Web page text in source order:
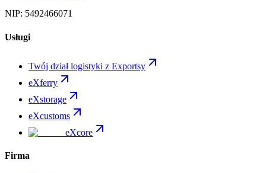
NIP: 5492466071
Usługi
Twój dział logistyki z Exportsy
eXferry
eXstorage
eXcustoms
eXcore
Firma